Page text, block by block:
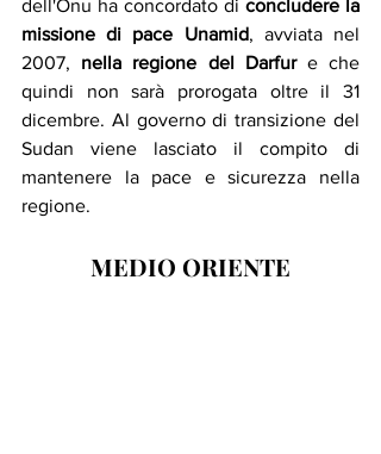
dell'Onu ha concordato di concludere la
missione di pace Unamid, avviata nel
2007, nella regione del Darfur e che
quindi non sarà prorogata oltre il 31
dicembre. Al governo di transizione del
Sudan viene lasciato il compito di
mantenere la pace e sicurezza nella
regione.
MEDIO ORIENTE